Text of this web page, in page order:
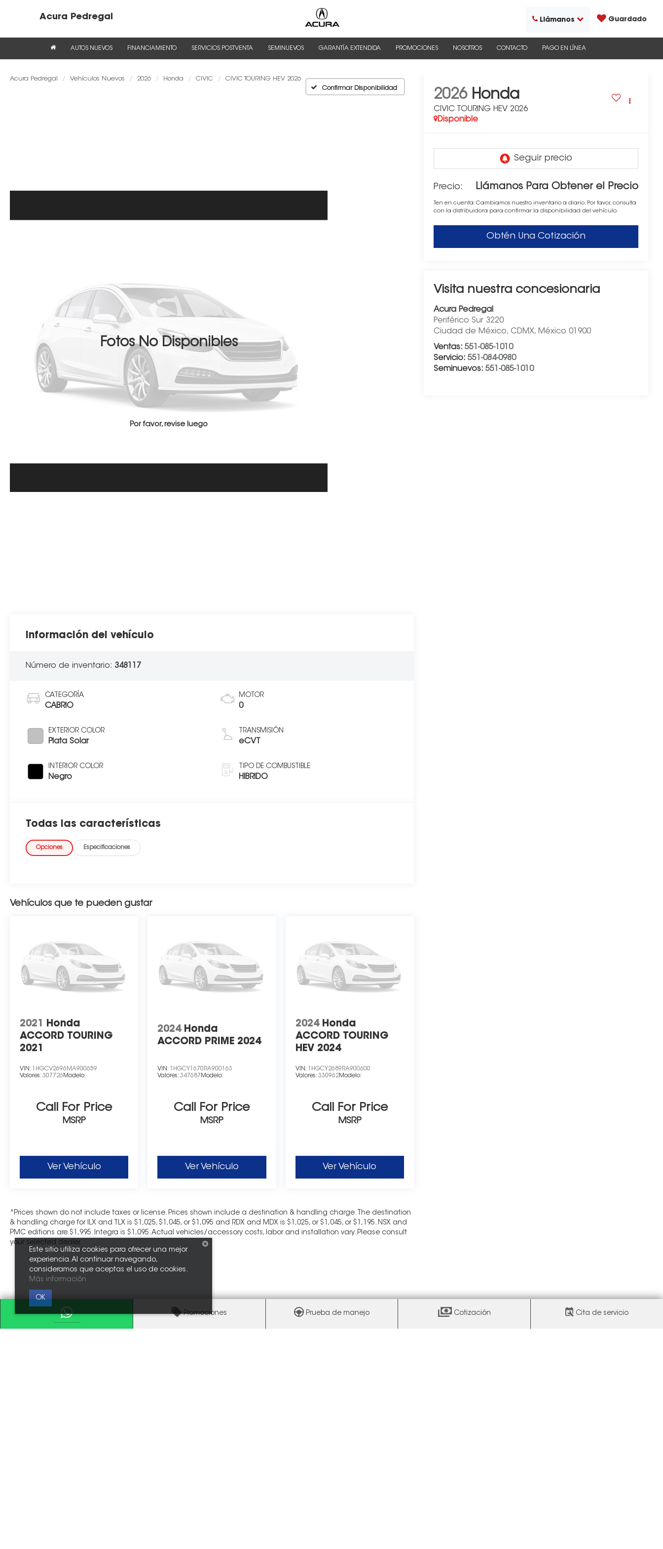
Llámanos Guardado
Acura Pedregal
AUTOS NUEVOS FINANCIAMIENTO SERVICIOS POSTVENTA SEMINUEVOS GARANTÍA EXTENDIDA PROMOCIONES NOSOTROS CONTACTO PAGO EN LÍNEA
Acura Pedregal Vehículos Nuevos 2026 Honda CIVIC
CIVIC TOURING HEV 2026
Confirmar Disponibilidad
Fotos No Disponibles
Por favor, revise luego
2026 Honda
CIVIC TOURING HEV 2026
Disponible
Precio: Llámanos Para Obtener el Precio
Ten en cuenta: Cambiamos nuestro inventario a diario. Por favor, consulta
con la distribuidora para confirmar la disponibilidad del vehículo.
Obtén Una Cotización
Visita nuestra concesionaria
Acura Pedregal
Periférico Sur 3220
Ciudad de México, CDMX, México 01900
Ventas:551-085-1010
Servicio:551-084-0980
Seminuevos:551-085-1010
Información del vehículo
Número de inventario: 348117
CATEGORÍA
CABRIO
EXTERIOR COLOR
Plata Solar
INTERIOR COLOR
Negro
MOTOR
0
TRANSMISIÓN
eCVT
TIPO DE COMBUSTIBLE
HIBRIDO
Todas las características
Opciones Especificaciones
Vehículos que te pueden gustar
2021
Honda
ACCORD TOURING
2021
VIN:
1HGCV2696MA900659
Valores: 307726 Modelo:
Call For Price
MSRP
Ver Vehículo
2024 Honda
ACCORD PRIME 2024
VIN:
1HGCY1670RA900163
Valores:347687 Modelo:
Call For Price
MSRP
Ver Vehículo
2024 Honda
ACCORD TOURING
HEV 2024
VIN:
1HGCY2689RA900600
Valores: 330962Modelo:
Call For Price
MSRP
Ver Vehículo
*Prices shown do not include taxes or license. Prices shown include a destination & handling charge. The destination
& handling charge for ILX and TLX is $1,025, $1,045, or $1,095 and RDX and MDX is $1,025, or $1,045, or $1,195. NSX and
PMC editions are $1,995. Integra is $1,095. Actual vehicles/accessory costs, labor and installation vary. Please consult
your selected dealer.
Promociones Prueba de manejo Cotización Cita de servicio
Este sitio utiliza cookies para ofrecer una mejor
experiencia. Al continuar navegando,
consideramos que aceptas el uso de cookies.
Más información
OK